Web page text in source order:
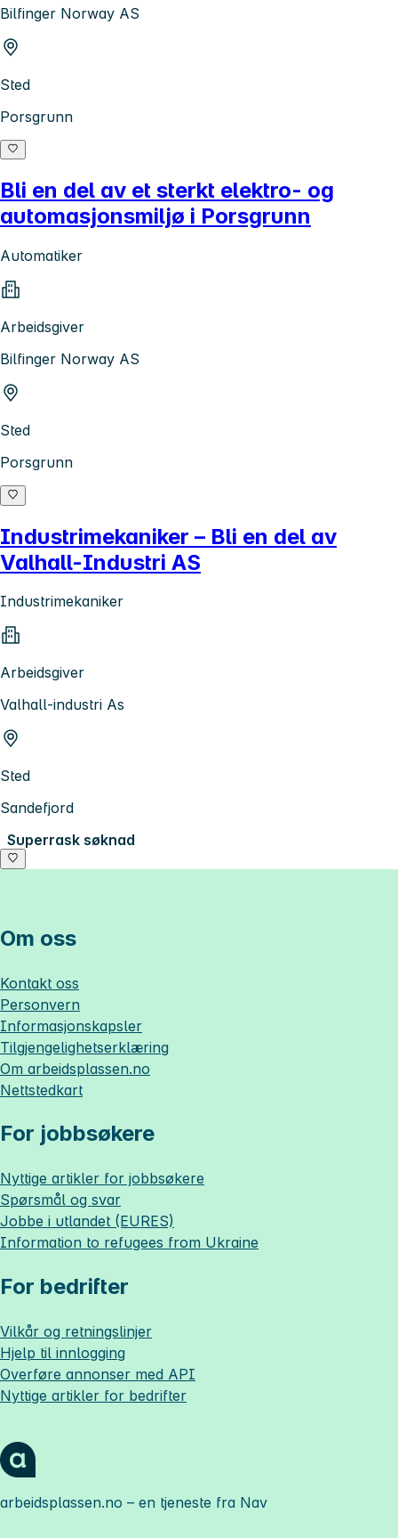
Bilfinger Norway AS
Sted
Porsgrunn
Bli en del av et sterkt elektro- og
automasjonsmiljø i Porsgrunn
Automatiker
Arbeidsgiver
Bilfinger Norway AS
Sted
Porsgrunn
Industrimekaniker – Bli en del av
Valhall-Industri AS
Industrimekaniker
Arbeidsgiver
Valhall-industri As
Sted
Sandefjord
Superrask søknad
Om oss
Kontakt oss
Personvern
Informasjonskapsler
Tilgjengelighetserklæring
Om arbeidsplassen.no
Nettstedkart
For jobbsøkere
Nyttige artikler for jobbsøkere
Spørsmål og svar
Jobbe i utlandet (EURES)
Information to refugees from Ukraine
For bedrifter
Vilkår og retningslinjer
Hjelp til innlogging
Overføre annonser med API
Nyttige artikler for bedrifter
arbeidsplassen.no – en tjeneste fra Nav